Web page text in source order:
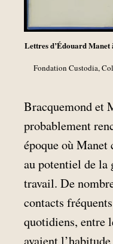
Lettres d’Édouard
Fondation Custodia,
Bracquemond et
probablement
époque où Manet
au potentiel de la
travail. De
contacts
quotidiens, entre
avaient